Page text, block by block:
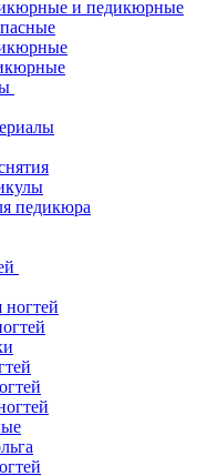
и педикюрные
педикюра